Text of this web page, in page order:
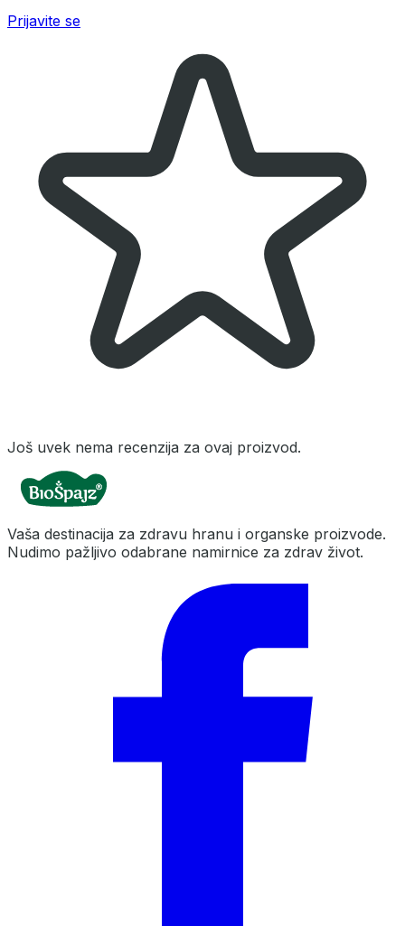
Prijavite se
Još uvek nema recenzija za ovaj proizvod.
Vaša destinacija za zdravu hranu i organske proizvode.
Nudimo pažljivo odabrane namirnice za zdrav život.